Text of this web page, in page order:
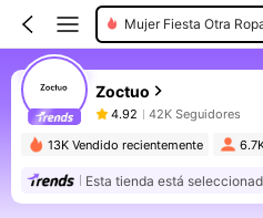
Mujer Fiesta Otra
Zoctuo
4.92 42K Seguidores
13K Vendido recientemente
Esta tienda está